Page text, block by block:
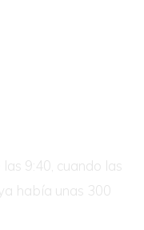
9:40, cuando las
había unas 300